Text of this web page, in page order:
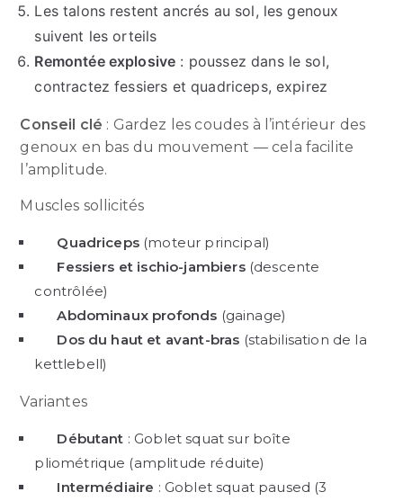
Les talons restent ancrés au sol, les genoux
suivent les orteils
Remontée explosive : poussez dans le sol,
contractez fessiers et quadriceps, expirez
Conseil clé : Gardez les coudes à l’intérieur des
genoux en bas du mouvement — cela facilite
l’amplitude.
Muscles sollicités
Quadriceps (moteur principal)
Fessiers et ischio-jambiers(descente
contrôlée)
Abdominaux profonds (gainage)
Dos du haut et avant-bras (stabilisation de la
kettlebell)
Variantes
Débutant : Goblet squat sur boîte
pliométrique (amplitude réduite)
Intermédiaire : Goblet squat paused (3